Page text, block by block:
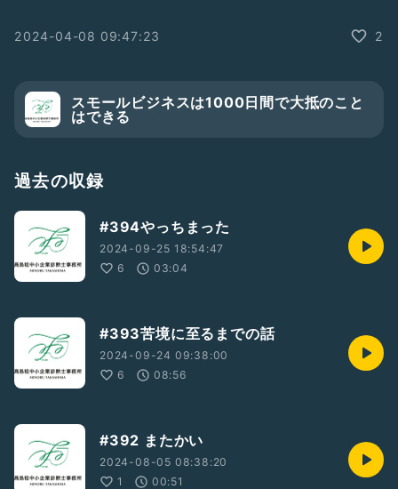
2024-04-08 09:47:23 2
スモールビジネスは1000日間で大抵のこと
はできる
過去の収録
#394やっちまった
2024-09-25 18:54:47
6
03:04
#393苦境に至るまでの話
2024-09-24 09:38:00
6
08:56
#392 またかい
2024-08-05 08:38:20
1
00:51